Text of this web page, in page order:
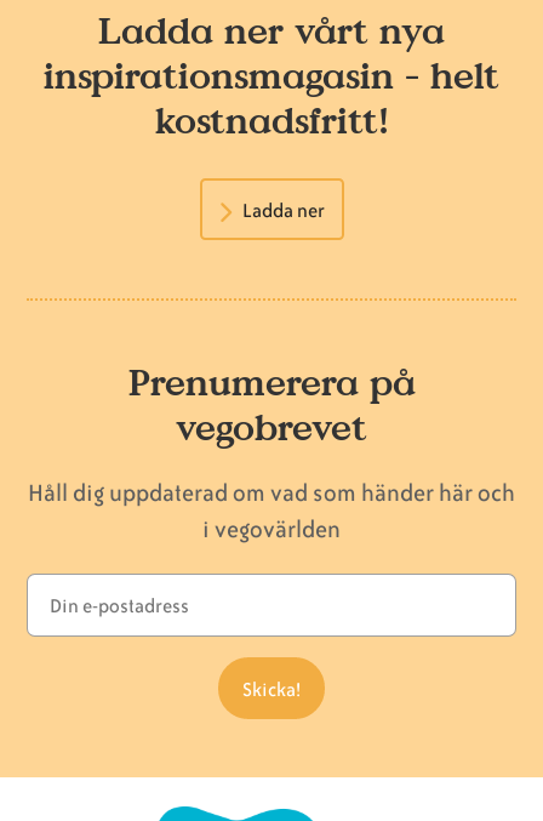
Ladda ner vårt nya
inspirationsmagasin - helt
kostnadsfritt!
Ladda ner
Prenumerera på
vegobrevet
Håll dig uppdaterad om vad som händer här och
i vegovärlden